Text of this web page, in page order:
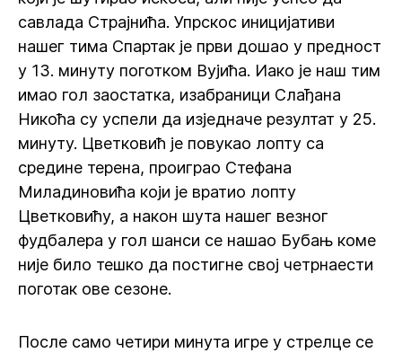
савлада Страјнића. Упрскос иницијативи
нашег тима Спартак је први дошао у предност
у 13. минуту поготком Вујића. Иако је наш тим
имао гол заостатка, изабраници Слађана
Никоћа су успели да изједначе резултат у 25.
минуту. Цветковић је повукао лопту са
средине терена, проиграо Стефана
Миладиновића који је вратио лопту
Цветковићу, а након шута нашег везног
фудбалера у гол шанси се нашао Бубањ коме
није било тешко да постигне свој четрнаести
поготак ове сезоне.
После само четири минута игре у стрелце се